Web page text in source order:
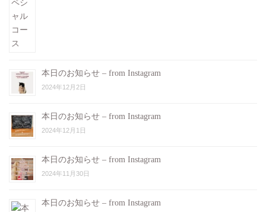
本日のお知らせ – from Instagram
2024年12月2日
本日のお知らせ – from Instagram
2024年12月1日
本日のお知らせ – from Instagram
2024年11月30日
本日のお知らせ – from Instagram